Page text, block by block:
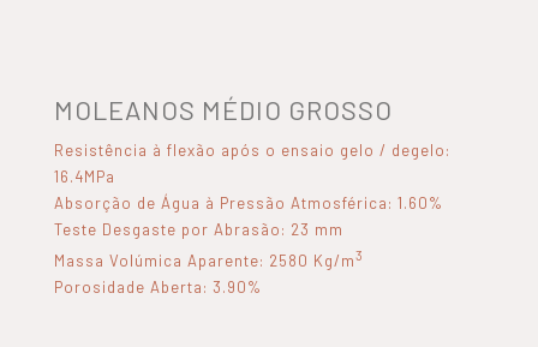
MOLEANOS MÉDIO GROSSO
Resistência à flexão após o ensaio gelo / degelo:
16.4MPa
Absorção de Água à Pressão Atmosférica: 1.60%
Teste Desgaste por Abrasão: 23 mm
Massa Volúmica Aparente: 2580 Kg/m3
Porosidade Aberta: 3.90%